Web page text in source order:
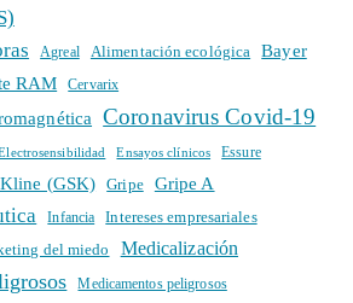
Agreal Alimentación ecológica Bayer
RAM Cervarix
Coronavirus Covid-19
Ensayos clínicos Essure
(GSK) Gripe Gripe A
Infancia
Intereses empresariales
del miedo Medicalización
Medicamentos peligrosos